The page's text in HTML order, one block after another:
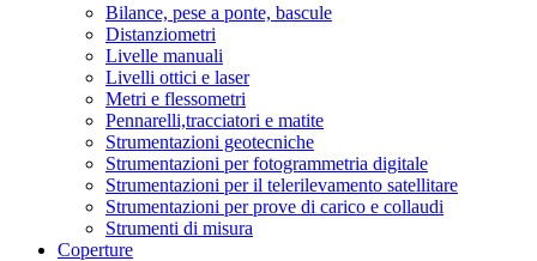
Bilance, pese a ponte, bascule
Distanziometri
Livelle manuali
Livelli ottici e laser
Metri e flessometri
Pennarelli,tracciatori e matite
Strumentazioni geotecniche
Strumentazioni per fotogrammetria digitale
Strumentazioni per il telerilevamento satellitare
Strumentazioni per prove di carico e collaudi
Strumenti di misura
Coperture